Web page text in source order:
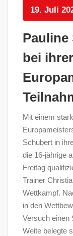
19. Juli
bei
Mit einem
Schubert in
die 16-jährige
Freitag
Trainer
Wettkampf.
in den
Versuch einen
Weite belegte